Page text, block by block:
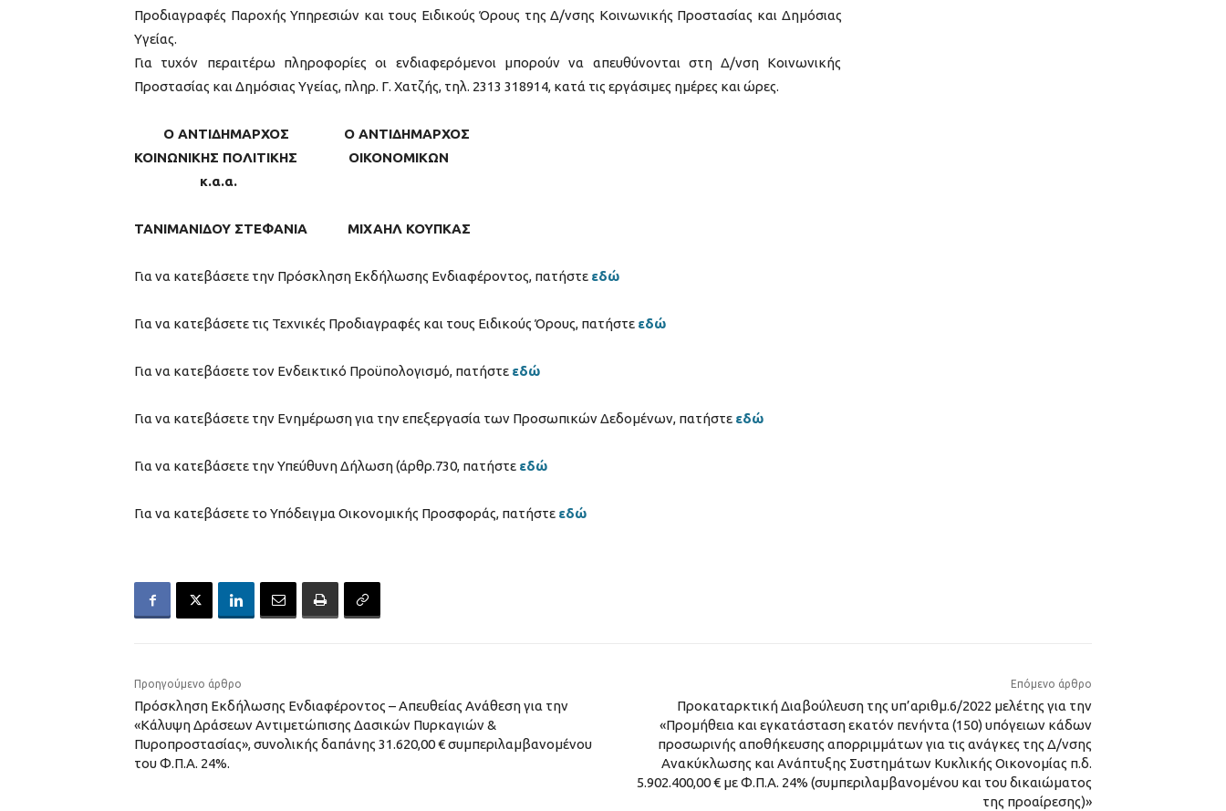
Προδιαγραφές Παροχής Υπηρεσιών και τους Ειδικούς Όρους της Δ/νσης Κοινωνικής Προστασίας και Δημόσιας
Υγείας.
Για τυχόν περαιτέρω πληροφορίες οι ενδιαφερόμενοι μπορούν να απευθύνονται στη Δ/νση Κοινωνικής
Προστασίας και Δημόσιας Υγείας, πληρ. Γ. Χατζής, τηλ. 2313 318914, κατά τις εργάσιμες ημέρες και ώρες.
Ο ΑΝΤΙΔΗΜΑΡΧΟΣ Ο ΑΝΤΙΔΗΜΑΡΧΟΣ
ΚΟΙΝΩΝΙΚΗΣ ΠΟΛΙΤΙΚΗΣ ΟΙΚΟΝΟΜΙΚΩΝ
κ.α.α.
ΤΑΝΙΜΑΝΙΔΟΥ ΣΤΕΦΑΝΙΑ ΜΙΧΑΗΛ ΚΟΥΠΚΑΣ
Για να κατεβάσετε την Πρόσκληση Εκδήλωσης Ενδιαφέροντος, πατήστε εδώ
Για να κατεβάσετε τις Τεχνικές Προδιαγραφές και τους Ειδικούς Όρους, πατήστε εδώ
Για να κατεβάσετε τον Ενδεικτικό Προϋπολογισμό, πατήστε εδώ
Για να κατεβάσετε την Ενημέρωση για την επεξεργασία των Προσωπικών Δεδομένων, πατήστε εδώ
Για να κατεβάσετε την Υπεύθυνη Δήλωση (άρθρ.730, πατήστε εδώ
Για να κατεβάσετε το Υπόδειγμα Οικονομικής Προσφοράς, πατήστε εδώ
Προηγούμενο άρθρο
Πρόσκληση Εκδήλωσης Ενδιαφέροντος – Απευθείας Ανάθεση για την
«Κάλυψη Δράσεων Αντιμετώπισης Δασικών Πυρκαγιών &
Πυροπροστασίας», συνολικής δαπάνης 31.620,00 € συμπεριλαμβανομένου
του Φ.Π.Α. 24%.
Επόμενο άρθρο
Προκαταρκτική Διαβούλευση της υπ’αριθμ.6/2022 μελέτης για την
«Προμήθεια και εγκατάσταση εκατόν πενήντα (150) υπόγειων κάδων
προσωρινής αποθήκευσης απορριμμάτων για τις ανάγκες της Δ/νσης
Ανακύκλωσης και Ανάπτυξης Συστημάτων Κυκλικής Οικονομίας π.δ.
5.902.400,00 € με Φ.Π.Α. 24% (συμπεριλαμβανομένου και του δικαιώματος
της προαίρεσης)»